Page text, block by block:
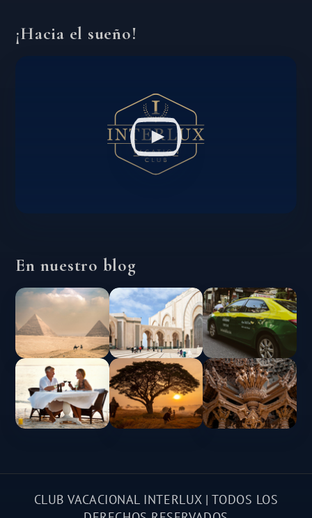
¡Hacia el sueño!
En nuestro blog
CLUB VACACIONAL INTERLUX | TODOS LOS